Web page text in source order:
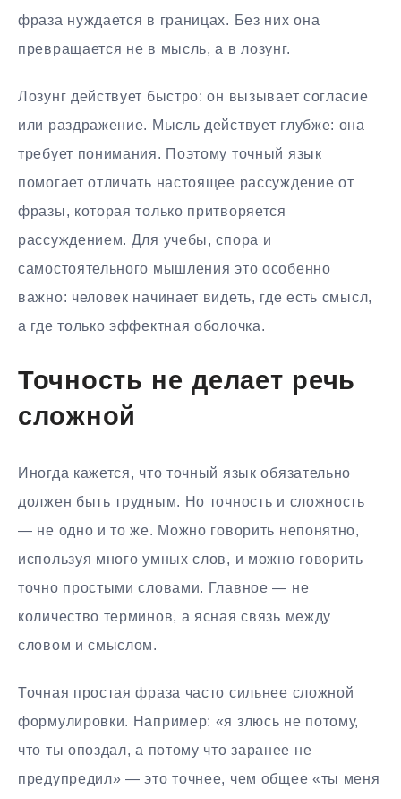
фраза нуждается в границах. Без них она
превращается не в мысль, а в лозунг.
Лозунг действует быстро: он вызывает согласие
или раздражение. Мысль действует глубже: она
требует понимания. Поэтому точный язык
помогает отличать настоящее рассуждение от
фразы, которая только притворяется
рассуждением. Для учебы, спора и
самостоятельного мышления это особенно
важно: человек начинает видеть, где есть смысл,
а где только эффектная оболочка.
Точность не делает речь
сложной
Иногда кажется, что точный язык обязательно
должен быть трудным. Но точность и сложность
— не одно и то же. Можно говорить непонятно,
используя много умных слов, и можно говорить
точно простыми словами. Главное — не
количество терминов, а ясная связь между
словом и смыслом.
Точная простая фраза часто сильнее сложной
формулировки. Например: «я злюсь не потому,
что ты опоздал, а потому что заранее не
предупредил» — это точнее, чем общее «ты меня